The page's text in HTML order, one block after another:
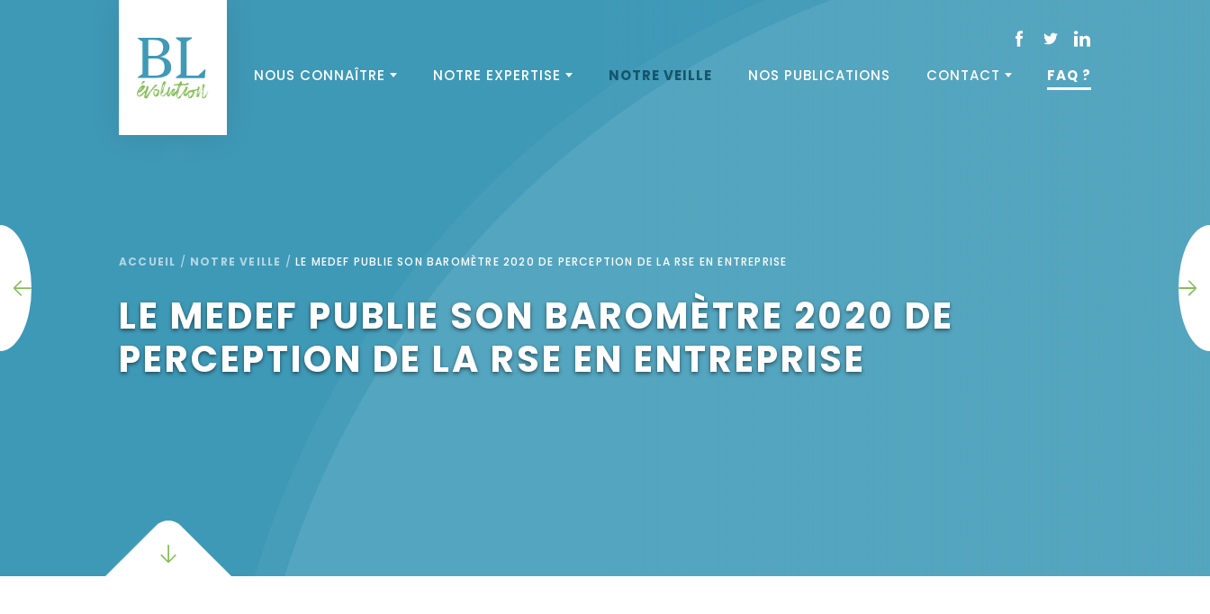
NOUS CONNAÎTRE NOTRE EXPERTISE NOTRE VEILLE NOS PUBLICATIONS CONTACT FAQ ?
ACCUEIL / NOTRE VEILLE /LE MEDEF PUBLIE SON BAROMÈTRE 2020 DE PERCEPTION DE LA RSE EN ENTREPRISE
LE MEDEF PUBLIE SON BAROMÈTRE 2020 DE
PERCEPTION DE LA RSE EN ENTREPRISE